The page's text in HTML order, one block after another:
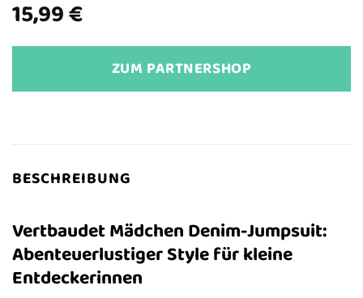
15,99€
ZUM PARTNERSHOP
BESCHREIBUNG
Vertbaudet Mädchen Denim-Jumpsuit:
Abenteuerlustiger Style für kleine
Entdeckerinnen